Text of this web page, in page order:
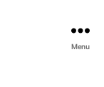
Menu